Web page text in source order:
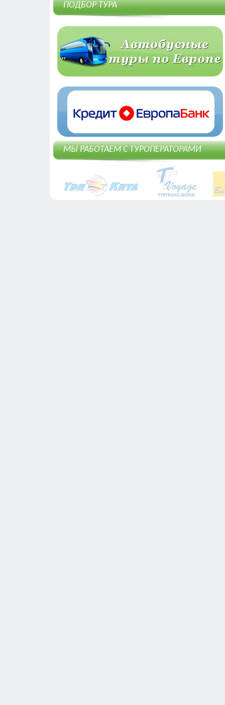
ПОДБОР ТУРА
МЫ РАБОТАЕМ С ТУРОПЕРАТОРАМИ